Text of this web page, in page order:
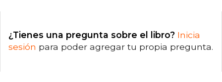
¿Tienes una pregunta sobre el libro? Inicia
sesión para poder agregar tu propia pregunta.